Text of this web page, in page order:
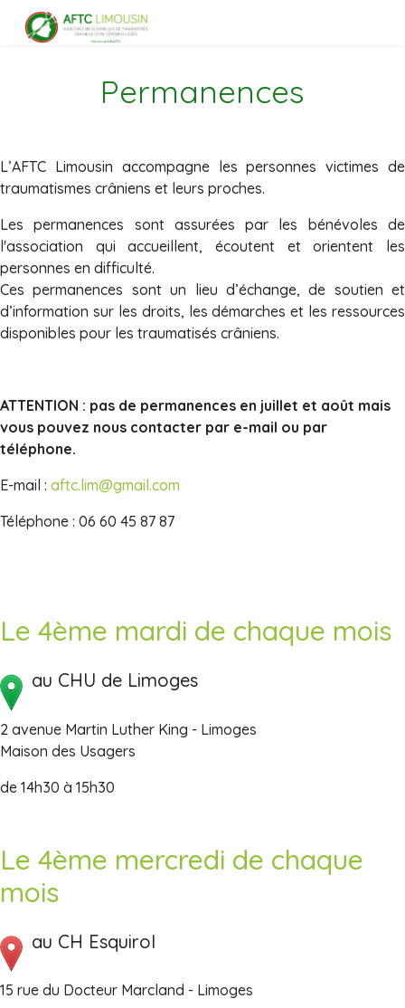
Permanences
L’AFTC Limousin accompagne les personnes victimes de
traumatismes crâniens et leurs proches.
Les permanences sont assurées par les bénévoles de
l'association qui accueillent, écoutent et orientent les
personnes en difficulté.
Ces permanences sont un lieu d’échange, de soutien et
d’information sur les droits, les démarches et les ressources
disponibles pour les traumatisés crâniens.
ATTENTION : pas de permanences en juillet et août mais
vous pouvez nous contacter par e-mail ou par
téléphone.
E-mail : aftc.lim@gmail.com
Téléphone : 06 60 45 87 87
Le 4ème mardi de chaque mois
au CHU de Limoges
2 avenue Martin Luther King - Limoges
Maison des Usagers
de 14h30 à 15h30
Le 4ème mercredi de chaque
mois
au CH Esquirol
15 rue du Docteur Marcland - Limoges